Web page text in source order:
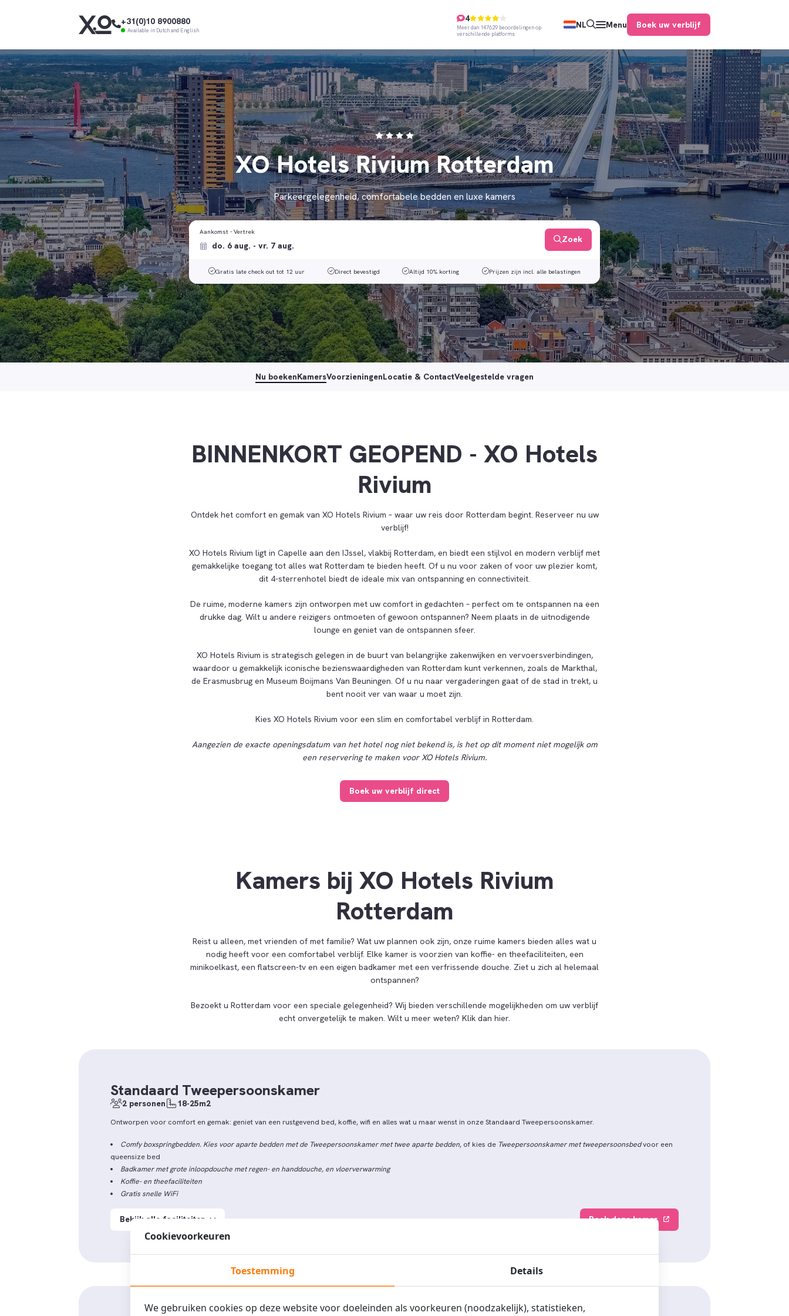
+31(0)10 8900880
Available in Dutch and English
4
Meer dan 147629 beoordelingen op
verschillende platforms
NL Menu Boek uw verblijf
XO Hotels Rivium Rotterdam
Parkeergelegenheid, comfortabele bedden en luxe kamers
Aankomst - Vertrek
Zoek
Gratis late check out tot 12 uur Direct bevestigd Altijd 10% korting Prijzen zijn incl. alle belastingen
Nu boekenKamersVoorzieningenLocatie & ContactVeelgestelde vragen
BINNENKORT GEOPEND - XO Hotels
Rivium
Ontdek het comfort en gemak van XO Hotels Rivium – waar uw reis door Rotterdam begint. Reserveer nu uw
verblijf!
XO Hotels Rivium ligt in Capelle aan den IJssel, vlakbij Rotterdam, en biedt een stijlvol en modern verblijf met
gemakkelijke toegang tot alles wat Rotterdam te bieden heeft. Of u nu voor zaken of voor uw plezier komt,
dit 4-sterrenhotel biedt de ideale mix van ontspanning en connectiviteit.
De ruime, moderne kamers zijn ontworpen met uw comfort in gedachten – perfect om te ontspannen na een
drukke dag. Wilt u andere reizigers ontmoeten of gewoon ontspannen? Neem plaats in de uitnodigende
lounge en geniet van de ontspannen sfeer.
XO Hotels Rivium is strategisch gelegen in de buurt van belangrijke zakenwijken en vervoersverbindingen,
waardoor u gemakkelijk iconische bezienswaardigheden van Rotterdam kunt verkennen, zoals de Markthal,
de Erasmusbrug en Museum Boijmans Van Beuningen. Of u nu naar vergaderingen gaat of de stad in trekt, u
bent nooit ver van waar u moet zijn.
Kies XO Hotels Rivium voor een slim en comfortabel verblijf in Rotterdam.
Aangezien de exacte openingsdatum van het hotel nog niet bekend is, is het op dit moment niet mogelijk om
een reservering te maken voor XO Hotels Rivium.
Boek uw verblijf direct
Kamers bij XO Hotels Rivium
Rotterdam
Reist u alleen, met vrienden of met familie? Wat uw plannen ook zijn, onze ruime kamers bieden alles wat u
nodig heeft voor een comfortabel verblijf. Elke kamer is voorzien van koffie- en theefaciliteiten, een
minikoelkast, een flatscreen-tv en een eigen badkamer met een verfrissende douche. Ziet u zich al helemaal
ontspannen?
Bezoekt u Rotterdam voor een speciale gelegenheid? Wij bieden verschillende mogelijkheden om uw verblijf
echt onvergetelijk te maken. Wilt u meer weten? Klik dan hier.
Standaard Tweepersoonskamer
2 personen 18-25m2
Ontworpen voor comfort en gemak: geniet van een rustgevend bed, koffie, wifi en alles wat u maar wenst in onze Standaard Tweepersoonskamer.
Comfy boxspringbedden. Kies voor aparte bedden met de Tweepersoonskamer met twee aparte bedden, of kies de Tweepersoonskamer met tweepersoonsbedvoor een
queensize bed
Badkamer met grote inloopdouche met regen- en handdouche, en vloerverwarming
Koffie- en theefaciliteiten
Gratis snelle WiFi
Bekijk alle faciliteiten Boek deze kamer
Cookievoorkeuren
Toestemming Details
We gebruiken cookies op deze website voor doeleinden als voorkeuren (noodzakelijk), statistieken,